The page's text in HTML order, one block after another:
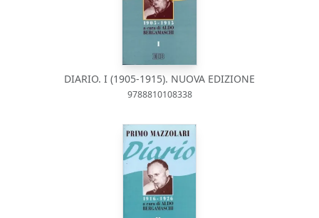
DIARIO. I (1905-1915). NUOVA EDIZIONE
9788810108338